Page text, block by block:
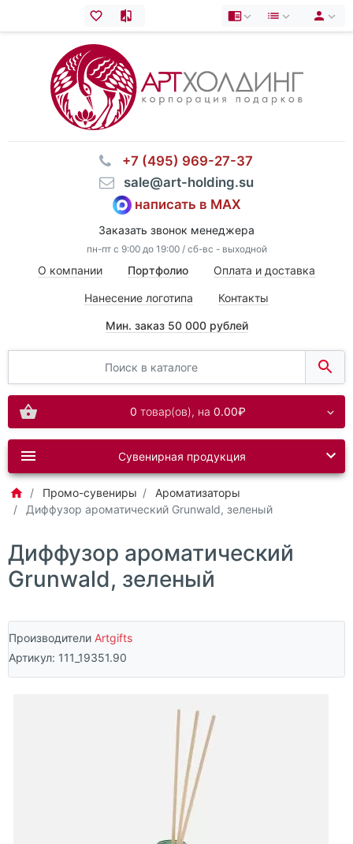
⠀+7 (495) 969-27-37
⠀sale@art-holding.su
написать в MAX
Заказать звонок менеджера
пн-пт с 9:00 до 19:00 / сб-вс - выходной
О компании Портфолио Оплата и доставка
Нанесение логотипа Контакты
Мин. заказ 50 000 рублей
0 товар(ов), на 0.00₽
Сувенирная продукция
Промо-сувениры
Ароматизаторы
Диффузор ароматический Grunwald, зеленый
Диффузор ароматический
Grunwald, зеленый
Производители Artgifts
Артикул: 111_19351.90